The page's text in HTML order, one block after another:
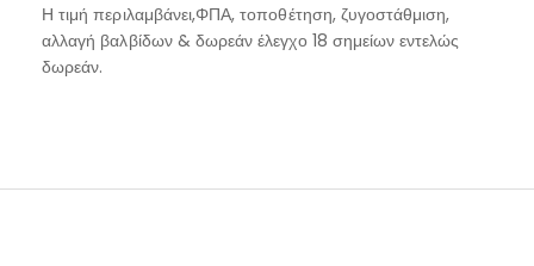
Η τιμή περιλαμβάνει,ΦΠΑ, τοποθέτηση, ζυγοστάθμιση,
αλλαγή βαλβίδων & δωρεάν έλεγχο 18 σημείων εντελώς
δωρεάν.